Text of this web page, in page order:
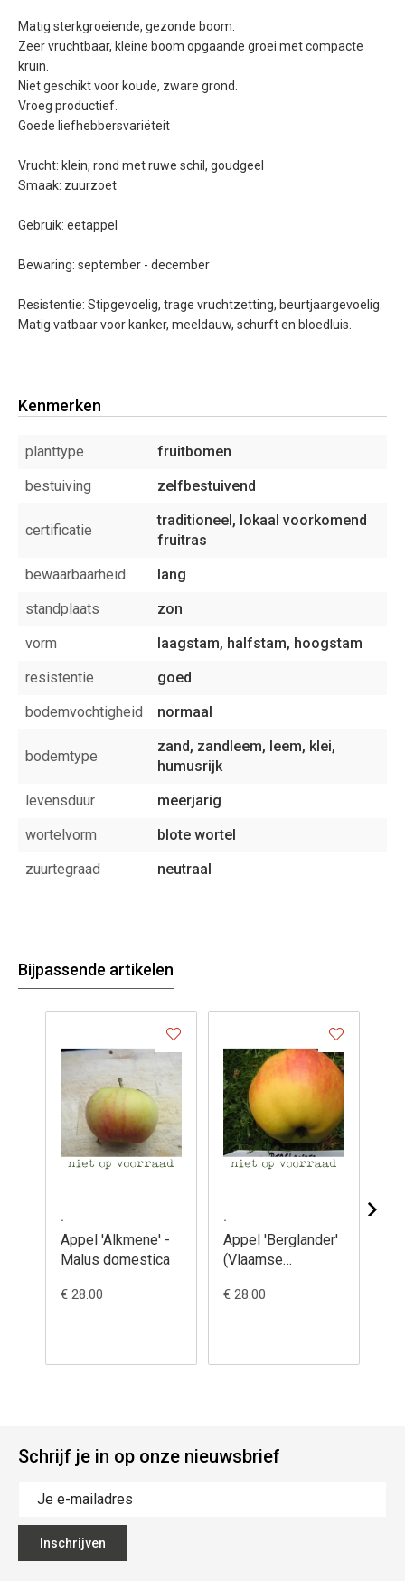
Matig sterkgroeiende, gezonde boom.
Zeer vruchtbaar, kleine boom opgaande groei met compacte
kruin.
Niet geschikt voor koude, zware grond.
Vroeg productief.
Goede liefhebbersvariëteit
Vrucht: klein, rond met ruwe schil, goudgeel
Smaak: zuurzoet
Gebruik: eetappel
Bewaring: september - december
Resistentie: Stipgevoelig, trage vruchtzetting, beurtjaargevoelig.
Matig vatbaar voor kanker, meeldauw, schurft en bloedluis.
Kenmerken
planttype
fruitbomen
bestuiving
zelfbestuivend
certificatie
traditioneel, lokaal voorkomend
fruitras
bewaarbaarheid
lang
standplaats
zon
vorm
laagstam, halfstam, hoogstam
resistentie
goed
bodemvochtigheid
normaal
bodemtype
zand, zandleem, leem, klei,
humusrijk
levensduur
meerjarig
wortelvorm
blote wortel
zuurtegraad
neutraal
Bijpassende artikelen
.
Appel 'Alkmene' -
Malus domestica
€ 28.00
.
Appel 'Berglander'
(Vlaamse
domestica
€ 28.00
Schrijf je in op onze nieuwsbrief
Inschrijven